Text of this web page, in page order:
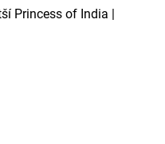
Princess of India |